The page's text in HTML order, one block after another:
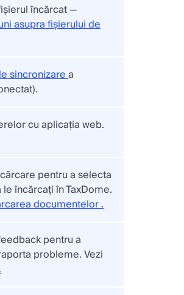
încărcat —
asupra fișierului de
sincronizarea
cu aplicația web.
pentru a selecta
încărcați în TaxDome.
documentelor .
pentru a
probleme. Vezi